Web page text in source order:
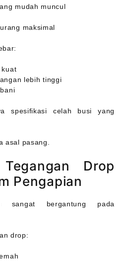
mudah muncul
maksimal
kuat
lebih tinggi
spesifikasi celah busi yang
asal pasang.
Drop
Pengapian
sangat bergantung pada
drop: